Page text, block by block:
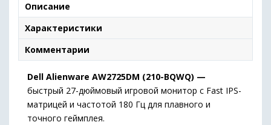
Описание
Характеристики
Комментарии
Dell Alienware AW2725DM (210-BQWQ) —
быстрый 27-дюймовый игровой монитор с Fast IPS-
матрицей и частотой 180 Гц для плавного и
точного геймплея.